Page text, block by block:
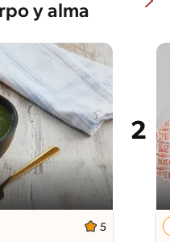
y alma
5